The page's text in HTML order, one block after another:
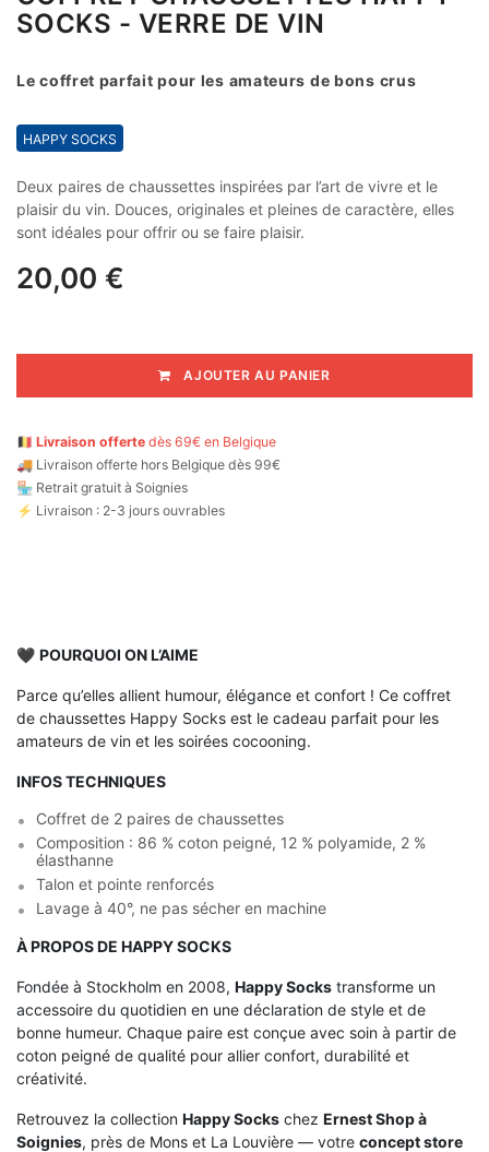
SOCKS - VERRE DE VIN
Le coffret parfait pour les amateurs de bons crus
HAPPY SOCKS
Deux paires de chaussettes inspirées par l’art de vivre et le
plaisir du vin. Douces, originales et pleines de caractère, elles
sont idéales pour offrir ou se faire plaisir.
20,00 €
AJOUTER AU PANIER
🇧🇪 Livraison offerte dès 69€ en Belgique
🚚 Livraison offerte hors Belgique dès 99€
🏪 Retrait gratuit à Soignies
⚡ Livraison : 2-3 jours ouvrables
🖤 POURQUOI ON L’AIME
Parce qu’elles allient humour, élégance et confort ! Ce coffret
de chaussettes Happy Socks est le cadeau parfait pour les
amateurs de vin et les soirées cocooning.
INFOS TECHNIQUES
Coffret de 2 paires de chaussettes
Composition : 86 % coton peigné, 12 % polyamide, 2 %
élasthanne
Talon et pointe renforcés
Lavage à 40°, ne pas sécher en machine
À PROPOS DE HAPPY SOCKS
Fondée à Stockholm en 2008, Happy Socks transforme un
accessoire du quotidien en une déclaration de style et de
bonne humeur. Chaque paire est conçue avec soin à partir de
coton peigné de qualité pour allier confort, durabilité et
créativité.
Retrouvez la collection Happy Socks chez Ernest Shop à
Soignies, près de Mons et La Louvière — votre concept store